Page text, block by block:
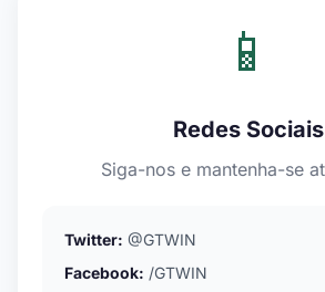
📱
Redes Sociais
Siga-nos e mantenha-se
Twitter: @GTWIN
Facebook: /GTWIN